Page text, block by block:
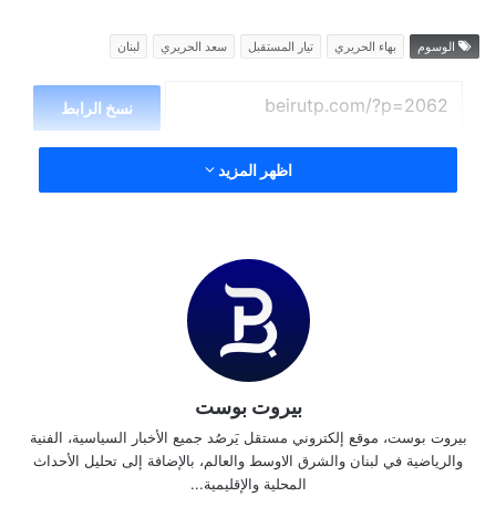
الوسوم بهاء الحريري تيار المستقبل سعد الحريري لبنان
نسخ الرابط
اظهر المزيد
بيروت بوست
بيروت بوست، موقع إلكتروني مستقل يَرصُد جميع الأخبار السياسية، الفنية
والرياضية في لبنان والشرق الاوسط والعالم، بالإضافة إلى تحليل الأحداث
المحلية والإقليمية...